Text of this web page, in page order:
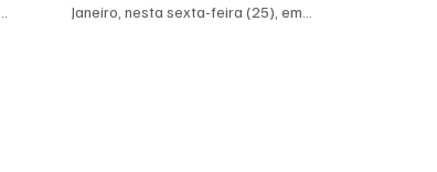
Janeiro, nesta sexta-feira (25), em...